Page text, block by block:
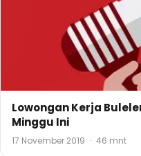
Lowongan Kerja
Minggu Ini
17 November 2019 · 46 mnt